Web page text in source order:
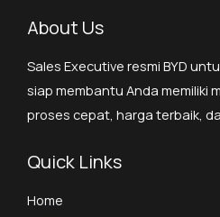
About Us
Sales Executive resmi BYD
siap membantu Anda memiliki
proses cepat, harga terbaik,
Quick Links
Home